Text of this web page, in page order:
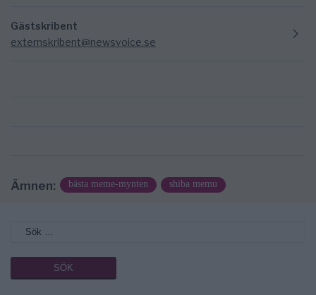
Gästskribent
externskribent@newsvoice.se
Ämnen: bästa meme-mynten shiba memu